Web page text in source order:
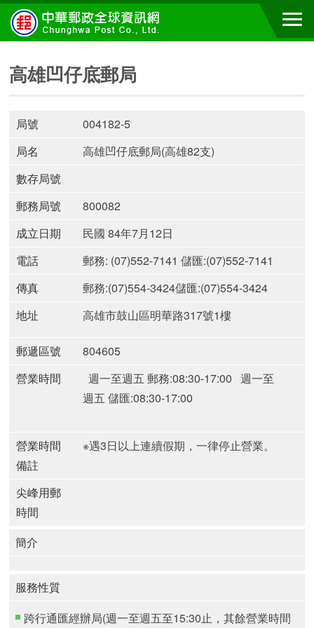
高雄凹仔底郵局
局號
004182-5
局名
高雄凹仔底郵局(高雄82支)
數存局號
郵務局號
800082
成立日期
民國 84年7月12日
電話
郵務: (07)552-7141 儲匯:(07)552-7141
傳真
郵務:(07)554-3424儲匯:(07)554-3424
地址
高雄市鼓山區明華路317號1樓
郵遞區號
804605
營業時間
週一至週五 郵務:08:30-17:00 週一至
週五 儲匯:08:30-17:00
營業時間
備註
※遇3日以上連續假期，一律停止營業。
尖峰用郵
時間
簡介
服務性質
跨行通匯經辦局(週一至週五至15:30止，其餘營業時間